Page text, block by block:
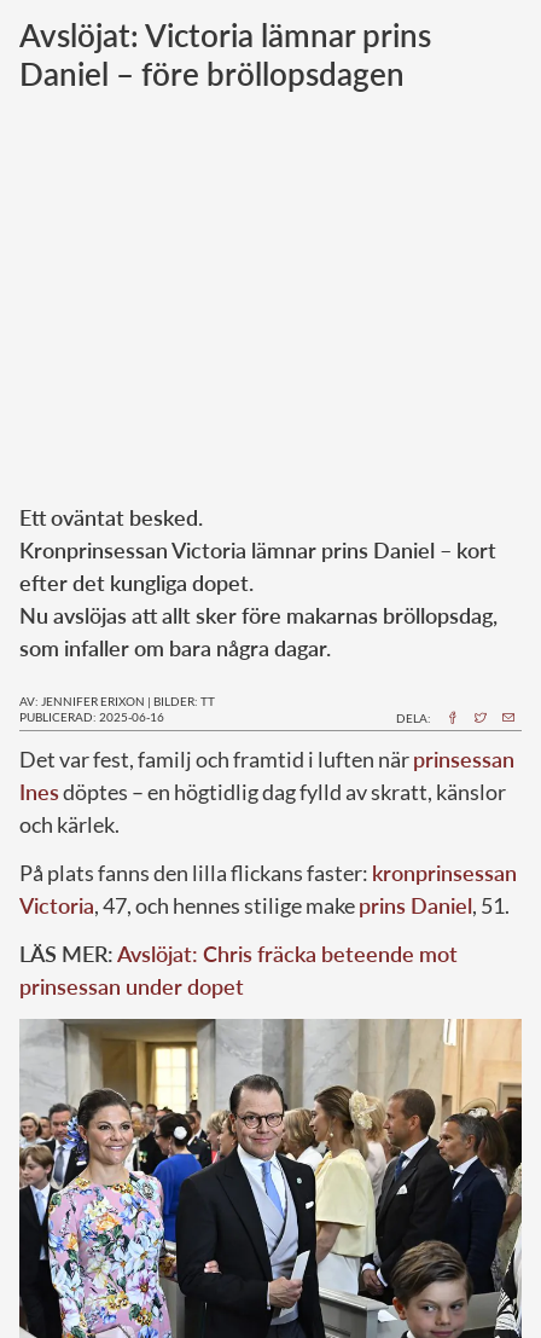
Norska kungahuset
Danska kungahuset
Avslöjat: Victoria lämnar prins
Daniel – före bröllopsdagen
Ett oväntat besked.
Kronprinsessan Victoria lämnar prins Daniel – kort
efter det kungliga dopet.
Nu avslöjas att allt sker före makarnas bröllopsdag,
som infaller om bara några dagar.
AV: JENNIFER ERIXON | BILDER: TT
PUBLICERAD: 2025-06-16
DELA:
Det var fest, familj och framtid i luften närprinsessan
Inesdöptes – en högtidlig dag fylld av skratt, känslor
och kärlek.
På plats fanns den lilla flickans faster: kronprinsessan
Victoria, 47, och hennes stilige makeprins Daniel, 51.
LÄS MER:Avslöjat: Chris fräcka beteende mot
prinsessan under dopet